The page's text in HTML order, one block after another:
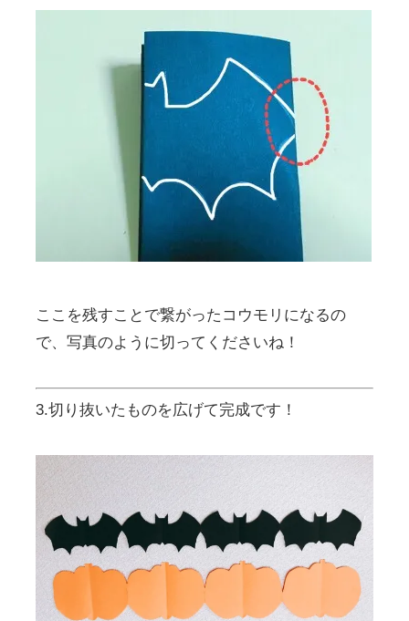
ここを残すことで繋がったコウモリになるの
で、写真のように切ってくださいね！
3.切り抜いたものを広げて完成です！